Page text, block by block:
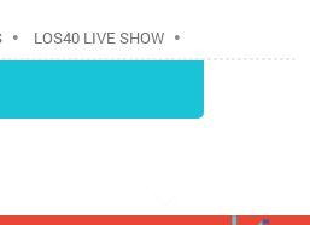
• LOS40 LIVE SHOW •
EVENTOS MUSICALES•
MÚSICA•GRUPO
•